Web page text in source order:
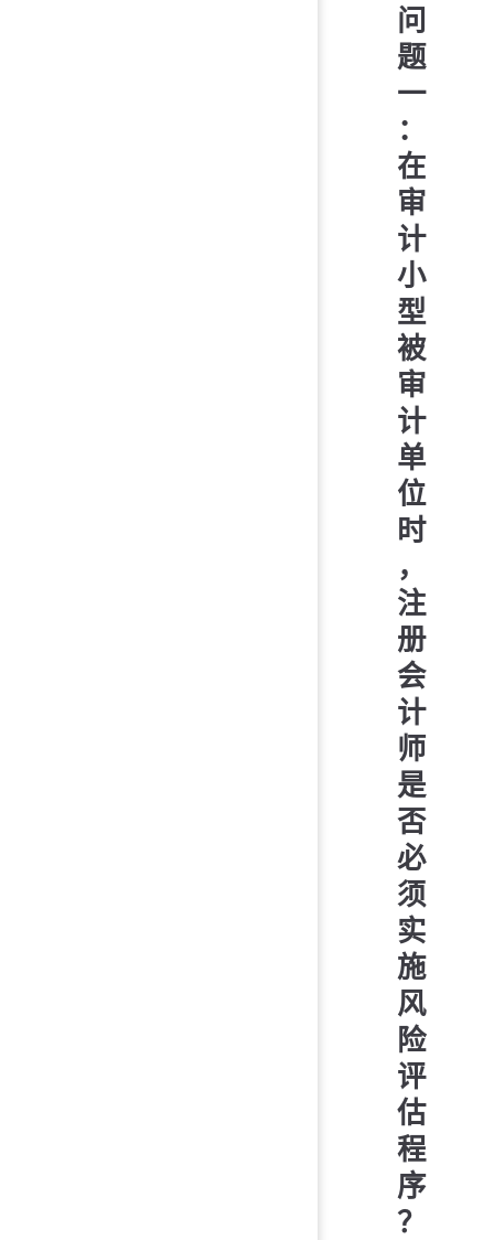
问
题
一
：
在
审
计
小
型
被
审
计
单
位
时
，
注
册
会
计
师
是
否
必
须
实
施
风
险
评
估
程
序
？